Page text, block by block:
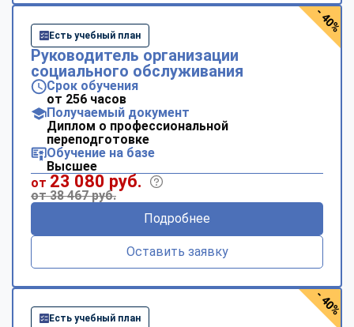
Есть учебный план
Руководитель организации
социального обслуживания
Срок обучения
от 256 часов
Получаемый документ
Диплом о профессиональной
переподготовке
Обучение на базе
Высшее
от 23 080 руб.
от 38 467 руб.
Подробнее
Оставить заявку
- 40%
Есть учебный план
- 40%